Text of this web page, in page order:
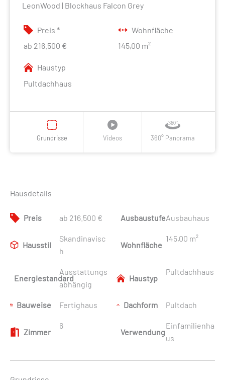
LeonWood | Blockhaus Falcon Grey
Preis *
ab 216.500 €
Wohnfläche
145,00 m²
Haustyp
Pultdachhaus
Grundrisse Videos 360° Panorama
Hausdetails
Preis ab 216.500 € AusbaustufeAusbauhaus
Hausstil
Skandinavisc
h
Wohnfläche
145,00 m²
Energiestandard
Ausstattungs
abhängig
Haustyp
Pultdachhaus
Bauweise Fertighaus Dachform Pultdach
Zimmer
6
Verwendung
Einfamilienha
us